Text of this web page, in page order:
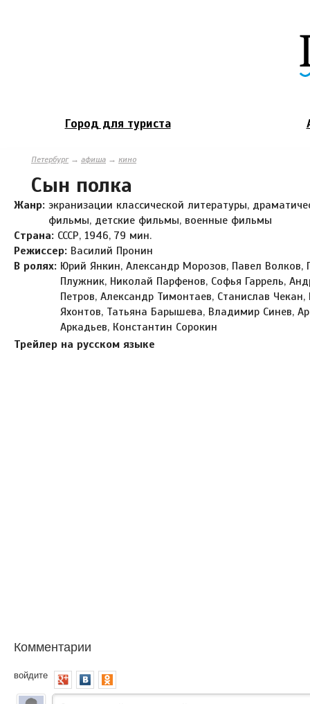
Город для туриста
Петербург→ афиша → кино
Сын полка
Жанр: экранизации классической литературы,
фильмы, детские фильмы, военные фильмы
Страна: СССР, 1946, 79 мин.
Режиссер: Василий Пронин
В ролях: Юрий Янкин, Александр Морозов, Павел Волков,
Плужник, Николай Парфенов, Софья Гаррель,
Петров, Александр Тимонтаев, Станислав
Яхонтов, Татьяна Барышева, Владимир Синев,
Аркадьев, Константин Сорокин
Трейлер на русском языке
Комментарии
войдите